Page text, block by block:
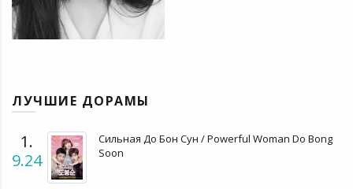
ЛУЧШИЕ ДОРАМЫ
1.
9.24
Сильная До Бон Сун / Powerful Woman Do Bong
Soon